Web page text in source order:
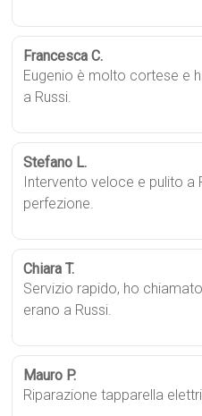
Francesca C.
Eugenio è molto cortese e
a Russi.
Stefano L.
Intervento veloce e pulito a
perfezione.
Chiara T.
Servizio rapido, ho
erano a Russi.
Mauro P.
Riparazione tapparella